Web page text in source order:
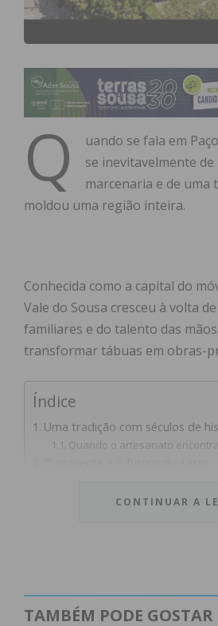
Q
uando se fala em
se inevitavelmente de
marcenaria e de uma
moldou uma região inteira.
Conhecida como a capital do
Vale do Sousa cresceu à volta
familiares e do talento das
transformar tábuas em obras-
Índice
Uma tradição com séculos de
Quando o artesanato
Subscreva a newsletter do
CONTINUAR A
TAMBÉM PODE GOSTAR